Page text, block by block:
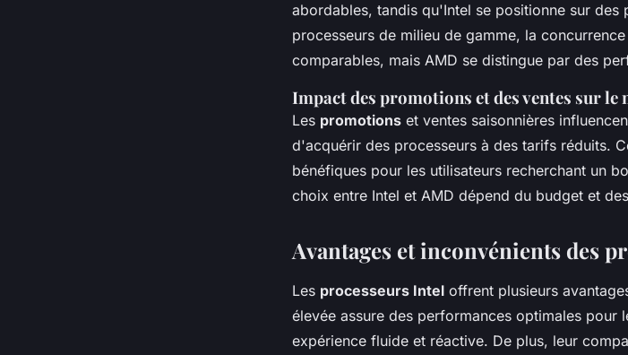
abordables, tandis qu'Intel se positionne sur des
processeurs de milieu de gamme, la
comparables, mais AMD se distingue par des
Impact des promotions et des ventes sur le
Les promotions et ventes saisonnières
d'acquérir des processeurs à des tarifs réduits.
bénéfiques pour les utilisateurs recherchant un
choix entre Intel et AMD dépend du budget et
Avantages et inconvénients des
Les processeurs Intel offrent plusieurs
élevée assure des performances optimales pour
expérience fluide et réactive. De plus, leur